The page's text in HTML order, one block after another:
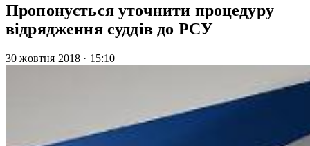
Пропонується уточнити процедуру
відрядження суддів до РСУ
30 жовтня 2018 · 15:10